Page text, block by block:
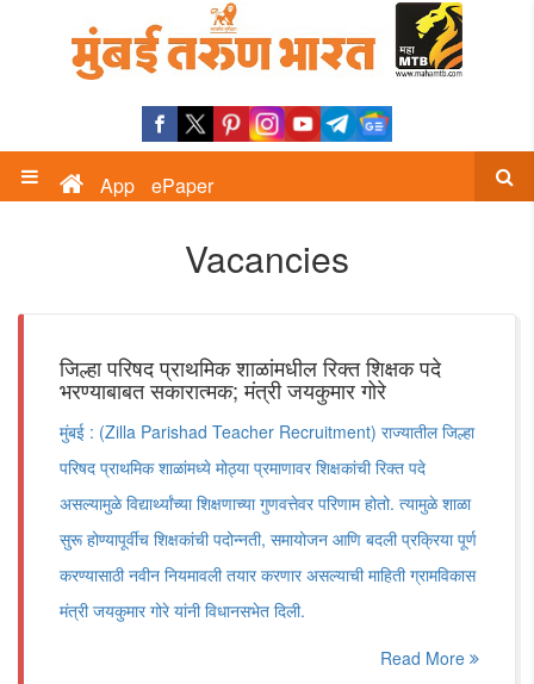
App ePaper
Vacancies
जिल्हा परिषद प्राथमिक शाळांमधील रिक्त शिक्षक पदे
भरण्याबाबत सकारात्मक; मंत्री जयकुमार गोरे
मुंबई : (Zilla Parishad Teacher Recruitment) राज्यातील जिल्हा
परिषद प्राथमिक शाळांमध्ये मोठ्या प्रमाणावर शिक्षकांची रिक्त पदे
असल्यामुळे विद्यार्थ्यांच्या शिक्षणाच्या गुणवत्तेवर परिणाम होतो. त्यामुळे शाळा
सुरू होण्यापूर्वीच शिक्षकांची पदोन्नती, समायोजन आणि बदली प्रक्रिया पूर्ण
करण्यासाठी नवीन नियमावली तयार करणार असल्याची माहिती ग्रामविकास
मंत्री जयकुमार गोरे यांनी विधानसभेत दिली.
Read More